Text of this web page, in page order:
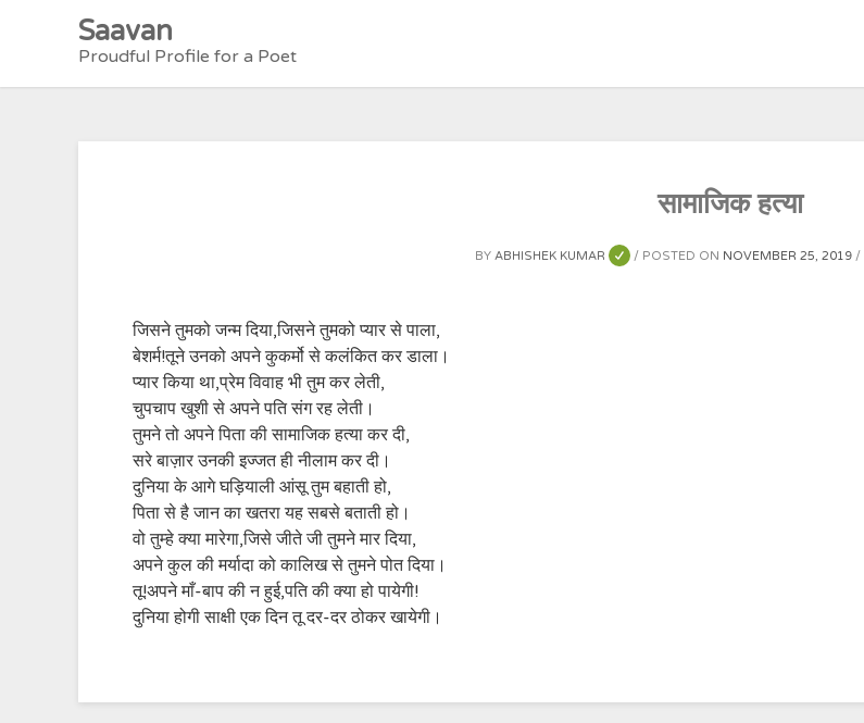
Saavan
Proudful Profile for a Poet
सामाजिक हत्या
BYABHISHEK KUMAR POSTED ON NOVEMBER 25, 2019
जिसने तुमको जन्म दिया,जिसने तुमको प्यार से पाला,
बेशर्म!तूने उनको अपने कुकर्मो से कलंकित कर डाला।
प्यार किया था,प्रेम विवाह भी तुम कर लेती,
चुपचाप खुशी से अपने पति संग रह लेती।
तुमने तो अपने पिता की सामाजिक हत्या कर दी,
सरे बाज़ार उनकी इज्जत ही नीलाम कर दी।
दुनिया के आगे घड़ियाली आंसू तुम बहाती हो,
पिता से है जान का खतरा यह सबसे बताती हो।
वो तुम्हे क्या मारेगा,जिसे जीते जी तुमने मार दिया,
अपने कुल की मर्यादा को कालिख से तुमने पोत दिया।
तू!अपने माँ-बाप की न हुई,पति की क्या हो पायेगी!
दुनिया होगी साक्षी एक दिन तू दर-दर ठोकर खायेगी।